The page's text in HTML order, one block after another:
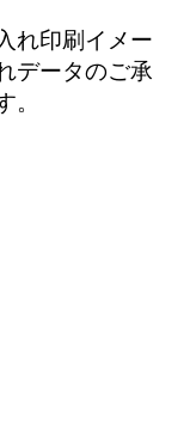
れ印刷イメー
データのご承
。